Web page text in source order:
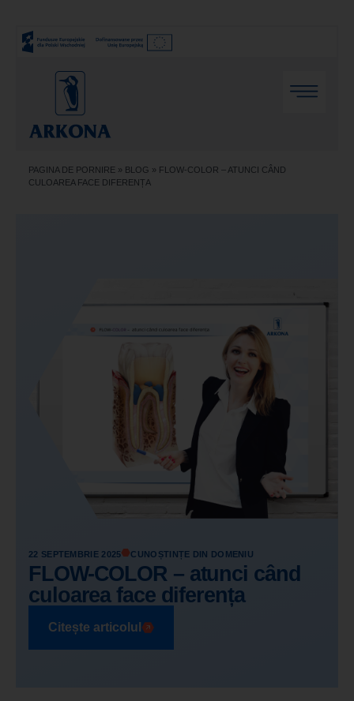
PAGINA DE PORNIRE » BLOG » FLOW-COLOR – ATUNCI CÂND
CULOAREA FACE DIFERENȚA
22 SEPTEMBRIE 2025 CUNOȘTINȚE DIN DOMENIU
FLOW-COLOR – atunci când
culoarea face diferența
Citește articolul